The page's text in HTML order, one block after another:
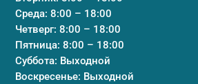
Среда: 8:00 – 18:00
Четверг: 8:00 – 18:00
Пятница: 8:00 – 18:00
Суббота: Выходной
Воскресенье: Выходной